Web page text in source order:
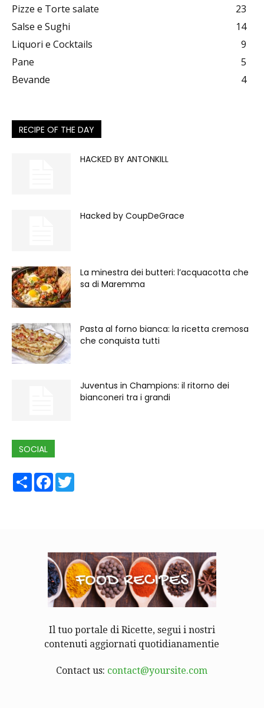
Pizze e Torte salate
23
Salse e Sughi
14
Liquori e Cocktails
9
Pane
5
Bevande
4
RECIPE OF THE DAY
HACKED BY ANTONKILL
Hacked by CoupDeGrace
La minestra dei butteri: l’acquacotta che
sa di Maremma
Pasta al forno bianca: la ricetta cremosa
che conquista tutti
Juventus in Champions: il ritorno dei
bianconeri tra i grandi
SOCIAL
ShareFacebook
Il tuo portale di Ricette, segui i nostri
contenuti aggiornati quotidianamentie
Contact us: contact@yoursite.com